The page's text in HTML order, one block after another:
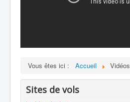
Vous êtes ici : Accueil Vidéos
Sites de vols